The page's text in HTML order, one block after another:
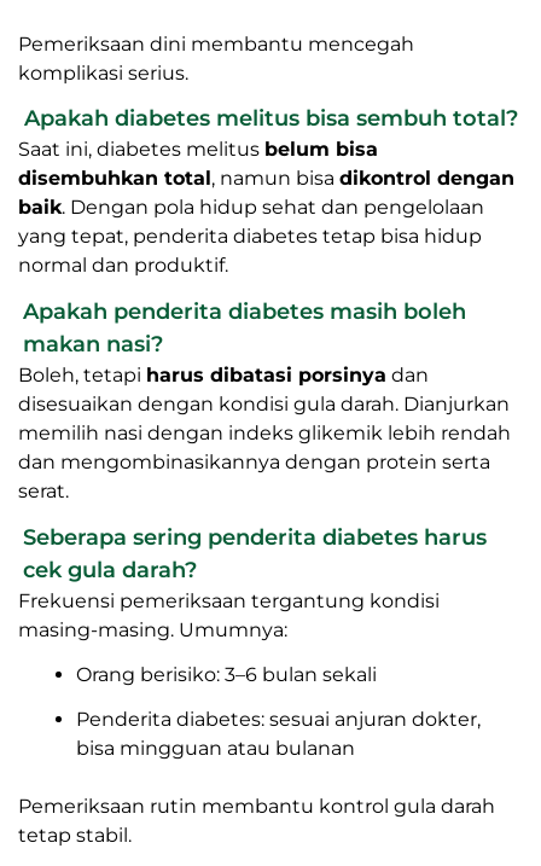
Pemeriksaan dini membantu mencegah
komplikasi serius.
Apakah diabetes melitus bisa sembuh total?
Saat ini, diabetes melitus belum bisa
disembuhkan total, namun bisa dikontrol dengan
baik. Dengan pola hidup sehat dan pengelolaan
yang tepat, penderita diabetes tetap bisa hidup
normal dan produktif.
Apakah penderita diabetes masih boleh
makan nasi?
Boleh, tetapi harus dibatasi porsinya dan
disesuaikan dengan kondisi gula darah. Dianjurkan
memilih nasi dengan indeks glikemik lebih rendah
dan mengombinasikannya dengan protein serta
serat.
Seberapa sering penderita diabetes harus
cek gula darah?
Frekuensi pemeriksaan tergantung kondisi
masing-masing. Umumnya:
Orang berisiko: 3–6 bulan sekali
Penderita diabetes: sesuai anjuran dokter,
bisa mingguan atau bulanan
Pemeriksaan rutin membantu kontrol gula darah
tetap stabil.